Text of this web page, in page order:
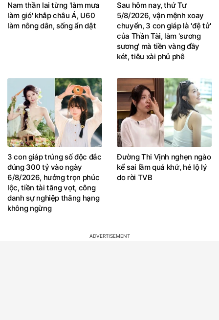
Nam thần lai từng 'làm mưa
làm gió' khắp châu Á, U60
làm nông dân, sống ẩn dật
Sau hôm nay, thứ Tư
5/8/2026, vận mệnh xoay
chuyển, 3 con giáp là 'đệ tử'
của Thần Tài, làm 'sương
sương' mà tiền vàng đầy
két, tiêu xài phủ phê
3 con giáp trúng số độc đắc
đúng 300 tỷ vào ngày
6/8/2026, hưởng trọn phúc
lộc, tiền tài tăng vọt, công
danh sự nghiệp thăng hạng
không ngừng
Đường Thi Vịnh nghẹn ngào
kể sai lầm quá khứ, hé lộ lý
do rời TVB